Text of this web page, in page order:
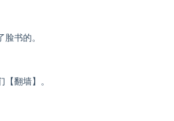
书的。
翻墙】。